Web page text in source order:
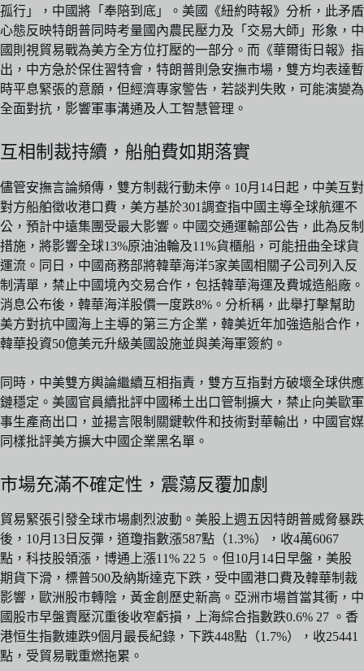
孤行」，中國將「奉陪到底」。美國《紐約時報》分析，此矛盾
心態反映特朗普同時考量國內農民壓力及「交易大師」形象，中
國則視貿易戰為美方全方位打壓的一部分。而《華爾街日報》指
出，中方急於保住習特會，特朗普則急安撫市場，雙方均表達暫
時平息緊張的意願，但經濟專家警告，若談判失敗，可能演變為
全面對抗，影響軍事溝通及人工智慧管理。
互相制裁持續，船舶費如期落實
儘管安撫言論頻傳，雙方制裁行動未停。10月14日起，中美互對
對方船舶徵收港口費，美方基於301調查指中國主導全球航運不
公，預計中遠集團受最大影響。中國交通運輸部公告，此為反制
措施，將影響全球13%原油油輪及11%貨櫃船，可能扭曲全球貨
運流。同日，中國商務部將韓華海洋5家美國相關子公司列入反
制清單，禁止中國境內交易合作，包括韓華海運及費城造船廠。
消息公布後，韓華海洋股價一度跌8%。分析稱，此舉打擊幫助
美方對抗中國海上主導的第三方企業，韓美近年加強造船合作，
韓華投資50億美元升級美國設施並與美海軍簽約。
同時，中美雙方輿論繼續互相指責，雙方互指對方破壞全球供應
鏈穩定。美國官員續批評中國稀土出口管制擴大，禁止向美歐軍
事生產商出口，並揚言限制關鍵軟件和技術對華輸出，中國官媒
同樣批評美方擴大中國企業黑名單。
市場充滿不確定性，震蕩反覆加劇
貿易緊張引發全球市場劇烈波動。美股上週五因特朗普威脅暴跌
後，10月13日反彈，道瓊指數漲587點（1.3%），收4萬6067
點，科技股領漲，博通上漲11% 22 5 。但10月14日早盤，美股
期貨下滑，標普500及納斯達克下跌，受中國港口費及韓華制裁
影響，歐洲股市轉陰，黃金創歷史新高。亞洲市場首當其衝，中
國股市早盤賣壓沉重後收窄虧損，上海綜合指數跌0.6% 27 。香
港恒生指數連跌9個月最長紀錄，下跌448點（1.7%），收25441
點，受貿易戰重燃拖累。